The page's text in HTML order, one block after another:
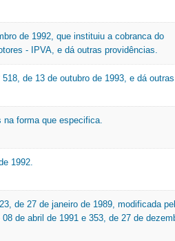
de 1992, que instituiu a cobranca do
- IPVA, e dá outras providências.
de 13 de outubro de 1993, e dá outras
na forma que especifica.
1992.
de 27 de janeiro de 1989, modificada
de abril de 1991 e 353, de 27 de